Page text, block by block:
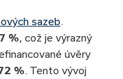
sazeb.
%, což je výrazný
úvěry
%. Tento vývoj